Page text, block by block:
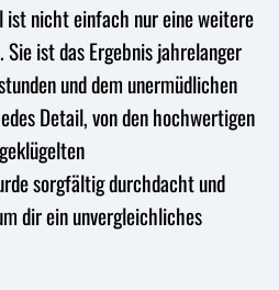
ist nicht einfach nur eine weitere
ist das Ergebnis jahrelanger
und dem unermüdlichen
Detail, von den hochwertigen
sorgfältig durchdacht und
dir ein unvergleichliches